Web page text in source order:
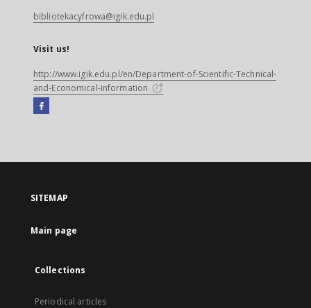
bibliotekacyfrowa@igik.edu.pl
Visit us!
http://www.igik.edu.pl/en/Department-of-Scientific-Technical-
and-Economical-Information
Facebook
open
new
SITEMAP
Main page
Collections
Periodical articles